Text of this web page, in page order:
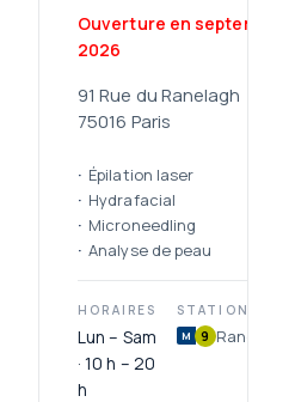
Ouverture en septembre
2026
91 Rue du Ranelagh
75016 Paris
Épilation laser
Hydrafacial
Microneedling
Analyse de peau
HORAIRES
Lun – Sam
· 10 h – 20
h
STATIONS
M 9 Ranelagh